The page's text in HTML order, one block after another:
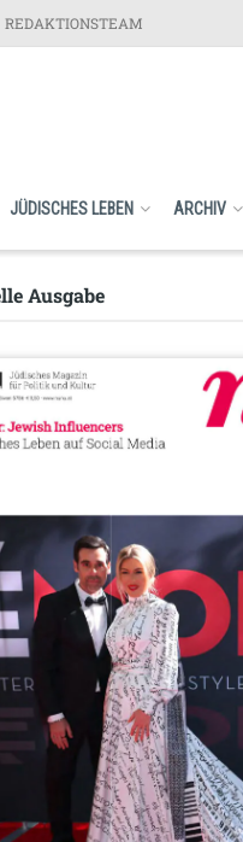
REDAKTIONSTEAM
JÜDISCHES LEBEN ARCHIV
Ausgabe​